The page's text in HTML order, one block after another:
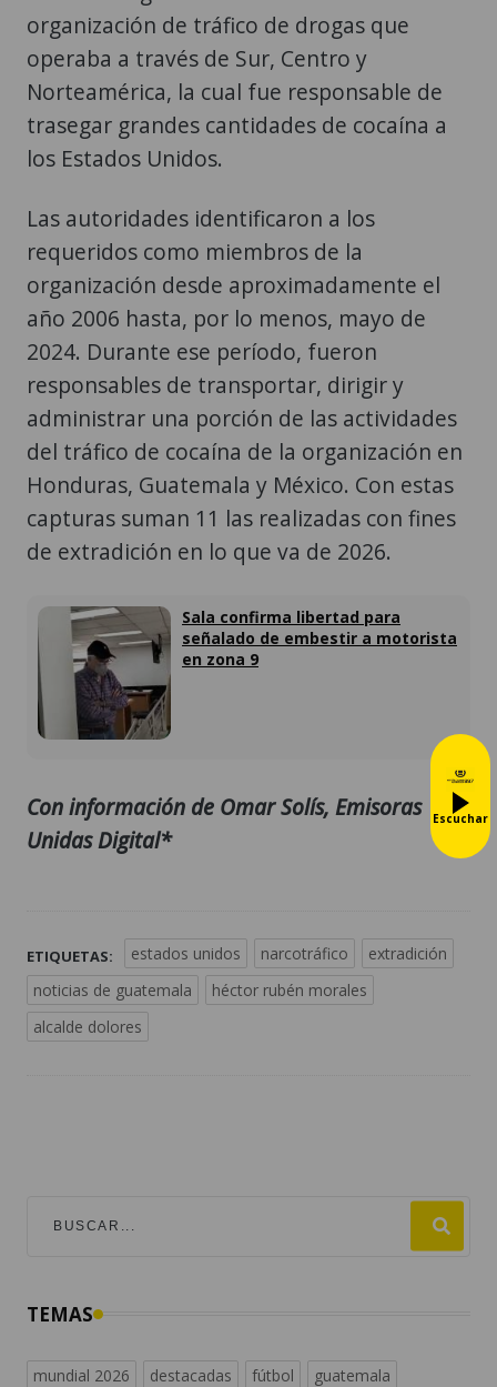
organización de tráfico de drogas que
operaba a través de Sur, Centro y
Norteamérica, la cual fue responsable de
trasegar grandes cantidades de cocaína a
los Estados Unidos.
Las autoridades identificaron a los
requeridos como miembros de la
organización desde aproximadamente el
año 2006 hasta, por lo menos, mayo de
2024. Durante ese período, fueron
responsables de transportar, dirigir y
administrar una porción de las actividades
del tráfico de cocaína de la organización en
Honduras, Guatemala y México. Con estas
capturas suman 11 las realizadas con fines
de extradición en lo que va de 2026.
Sala confirma libertad para
señalado de embestir a motorista
en zona 9
Con información de Omar Solís, Emisoras
Unidas Digital*
ETIQUETAS: estados unidos narcotráfico
extradición
noticias de guatemala
héctor rubén morales
alcalde dolores
TEMAS
mundial 2026 destacadas fútbol
guatemala
Escuchar